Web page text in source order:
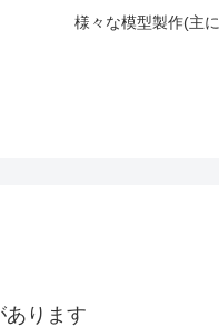
様々な模型製作(主
ります